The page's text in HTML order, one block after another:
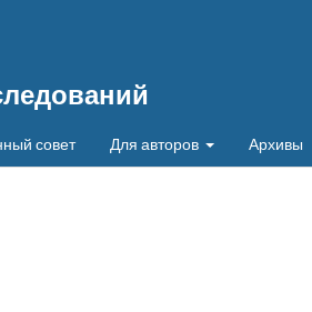
совет Для авторов Архивы